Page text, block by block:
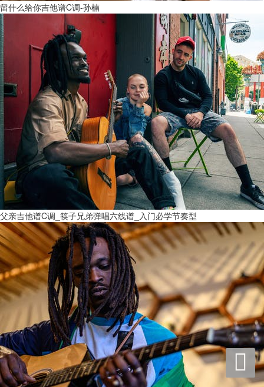
留什么给你吉他谱C调-孙楠
父亲吉他谱C调_筷子兄弟弹唱六线谱_入门必学节奏型
